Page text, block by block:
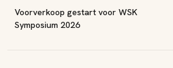
Voorverkoop gestart voor WSK
Symposium 2026